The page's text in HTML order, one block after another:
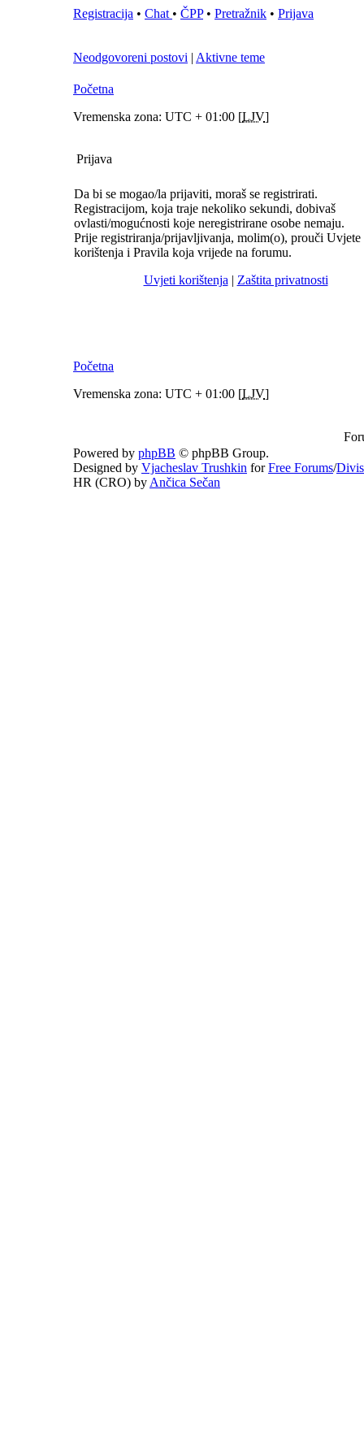
Registracija • Chat • ČPP• Pretražnik • Prijava
Neodgovoreni postovi | Aktivne teme
Početna
Vremenska zona: UTC + 01:00 [LJV]
Prijava
Da bi se mogao/la prijaviti, moraš se registrirati.
Registracijom, koja traje nekoliko sekundi, dobivaš
ovlasti/mogućnosti koje neregistrirane osobe nemaju.
Prije registriranja/prijavljivanja, molim(o), prouči Uvjete
korištenja i Pravila koja vrijede na forumu.
Uvjeti korištenja | Zaštita privatnosti
Početna
Vremenska zona: UTC + 01:00 [LJV]
Powered by phpBB © phpBB Group.
Designed by Vjacheslav Trushkin forFree Forums/
HR (CRO) by Ančica Sečan